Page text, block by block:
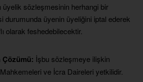
sözleşmesinin herhangi bir
durumunda üyenin üyeliğini iptal ederek
olarak feshedebilecektir.
Çözümü: İşbu sözleşmeye ilişkin
Mahkemeleri ve İcra Daireleri yetkilidir.